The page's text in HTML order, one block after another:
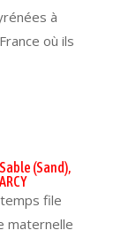
à
où ils
(Sand),
file
maternelle